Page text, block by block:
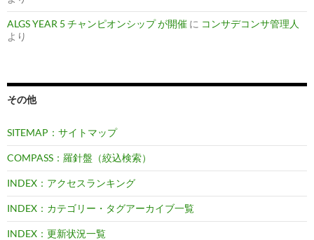
ALGS YEAR 5 チャンピオンシップ が開催 に コンサデコンサ管理人
より
その他
SITEMAP：サイトマップ
COMPASS：羅針盤（絞込検索）
INDEX：アクセスランキング
INDEX：カテゴリー・タグアーカイブ一覧
INDEX：更新状況一覧